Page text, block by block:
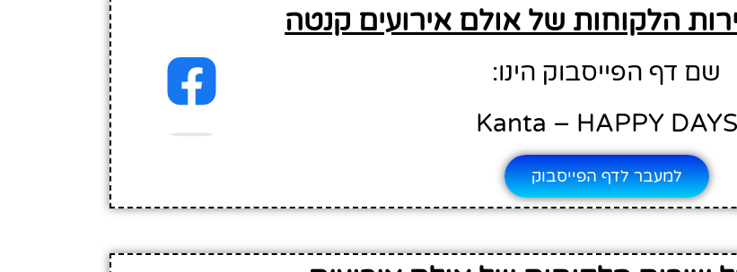
הלקוחות של אולם אירועים קנטה
שם דף הפייסבוק הינו:
Kanta – HAPPY DAYS
למעבר לדף הפייסבוק